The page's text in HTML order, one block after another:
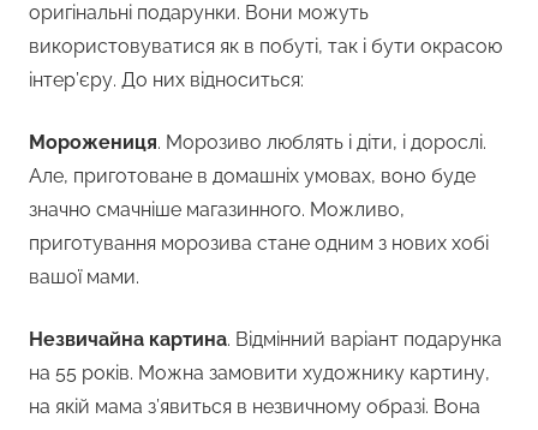
оригінальні подарунки. Вони можуть
використовуватися як в побуті, так і бути окрасою
інтер’єру. До них відноситься:
Морожениця. Морозиво люблять і діти, і дорослі.
Але, приготоване в домашніх умовах, воно буде
значно смачніше магазинного. Можливо,
приготування морозива стане одним з нових хобі
вашої мами.
Незвичайна картина. Відмінний варіант подарунка
на 55 років. Можна замовити художнику картину,
на якій мама з’явиться в незвичному образі. Вона